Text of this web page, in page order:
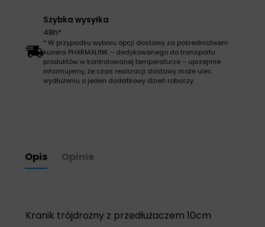
Szybka wysyłka
48h*
* W przypadku wyboru opcji dostawy za pośrednictwem
kuriera PHARMALINK – dedykowanego do transportu
produktów w kontrolowanej temperaturze – uprzejmie
informujemy, że czas realizacji dostawy może ulec
wydłużeniu o jeden dodatkowy dzień roboczy.
Opis Opinie
Kranik trójdrożny z przedłużaczem 10cm